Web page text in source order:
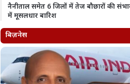
नैनीताल समेत 6 जिलों में तेज बौछारों की
में मूसलधार बारिश
बिज़नेस